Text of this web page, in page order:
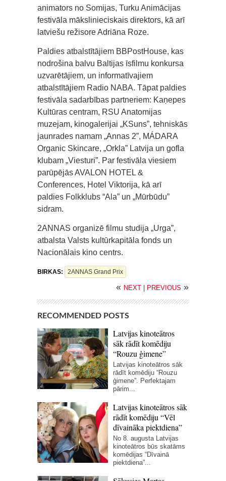
animators no Somijas, Turku Animācijas
festivāla mākslinieciskais direktors, kā arī
latviešu režisore Adriāna Roze.
Paldies atbalstītājiem BBPostHouse, kas
nodrošina balvu Baltijas īsfilmu konkursa
uzvarētājiem, un informatīvajiem
atbalstītājiem Radio NABA. Tāpat paldies
festivāla sadarbības partneriem: Kaņepes
Kultūras centram, RSU Anatomijas
muzejam, kinogalerijai „KSuns”, tehniskās
jaunrades namam „Annas 2”, MÁDARA
Organic Skincare, „Orkla” Latvija un gofla
klubam „Viesturi”. Par festivāla viesiem
parūpējās AVALON HOTEL &
Conferences, Hotel Viktorija, kā arī
paldies Folkklubs “Ala” un „Mūrbūdu”
sidram.
2ANNAS organizē filmu studija „Urga”,
atbalsta Valsts kultūrkapitāla fonds un
Nacionālais kino centrs.
BIRKAS: 2ANNAS Grand Prix
« NEXT PREVIOUS »
RECOMMENDED POSTS
Latvijas kinoteātros
sāk rādīt komēdiju
“Rouzu ģimene”
Latvijas kinoteātros sāk
rādīt komēdiju “Rouzu
ģimene”. Perfektajam
pārim...
Latvijas kinoteātros sāk
rādīt komēdiju “Vēl
dīvaināka piektdiena”
No 8. augusta Latvijas
kinoteātros būs skatāms
komēdijas “Dīvainā
piektdiena”...